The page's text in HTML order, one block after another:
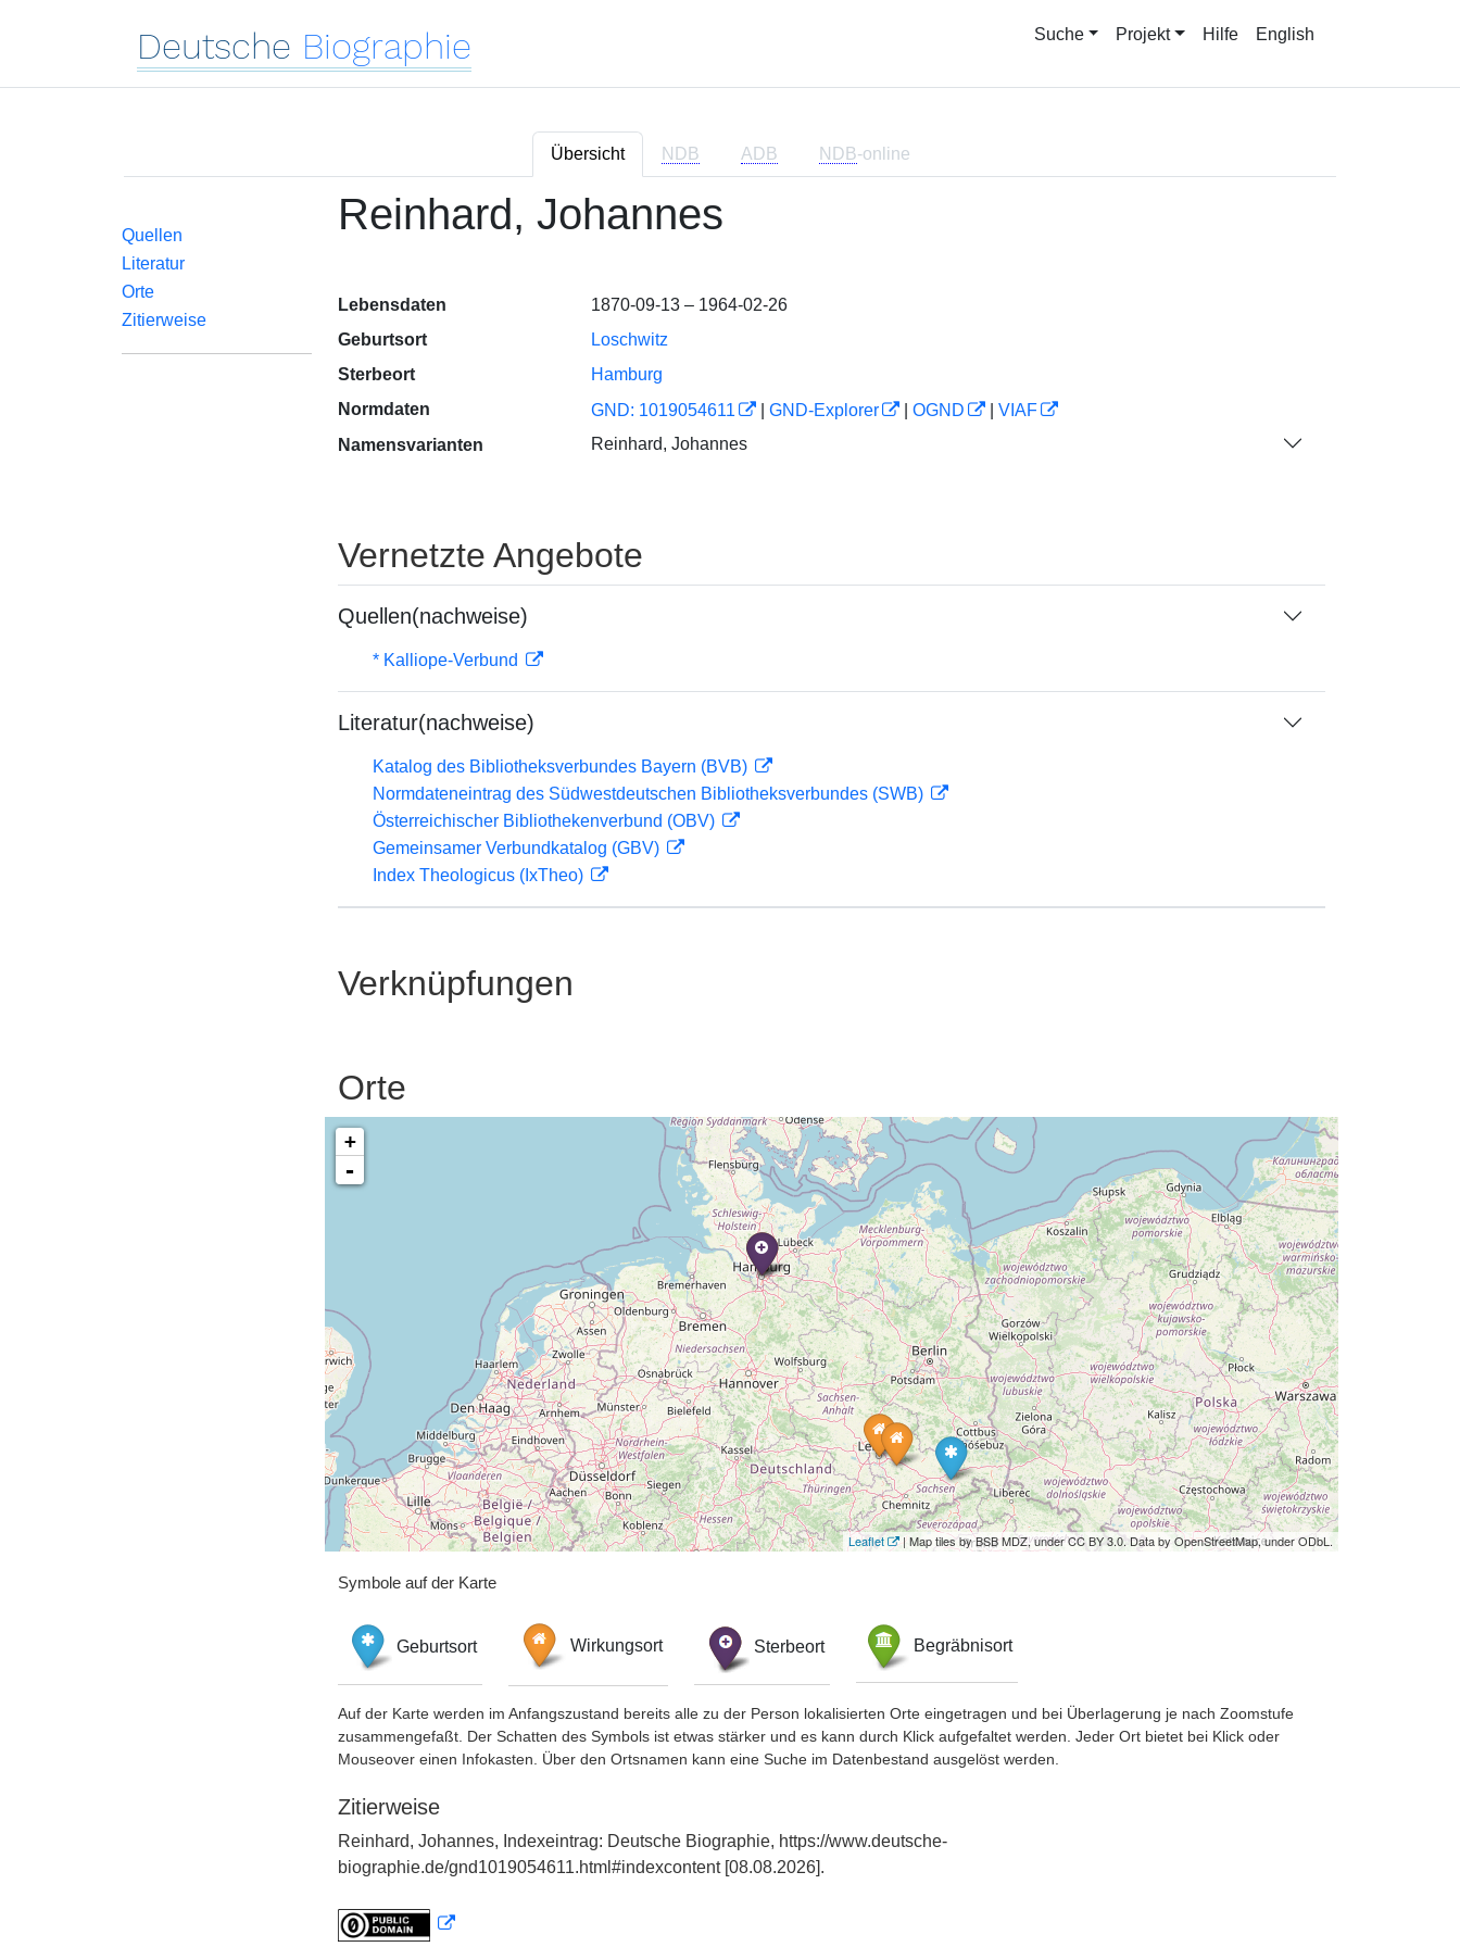
Deutsche Biographie Suche Projekt Hilfe English
Übersicht NDB ADB NDB-online
Quellen
Literatur
Orte
Zitierweise
Reinhard, Johannes
Lebensdaten
1870-09-13 – 1964-02-26
Geburtsort
Loschwitz
Sterbeort
Hamburg
Normdaten
GND: 1019054611 GND-Explorer OGND
VIAF
Namensvarianten
Reinhard, Johannes
Vernetzte Angebote
Quellen(nachweise)
* Kalliope-Verbund
Literatur(nachweise)
Katalog des Bibliotheksverbundes Bayern (BVB)
Normdateneintrag des Südwestdeutschen Bibliotheksverbundes (SWB)
Österreichischer Bibliothekenverbund (OBV)
Gemeinsamer Verbundkatalog (GBV)
Index Theologicus (IxTheo)
Verknüpfungen
Orte
+
-
Leaflet | Map tiles by BSB MDZ, under CC BY 3.0. Data by OpenStreetMap, under ODbL.
Symbole auf der Karte
Geburtsort Wirkungsort Sterbeort Begräbnisort
Auf der Karte werden im Anfangszustand bereits alle zu der Person lokalisierten Orte eingetragen und bei Überlagerung je nach Zoomstufe
zusammengefaßt. Der Schatten des Symbols ist etwas stärker und es kann durch Klick aufgefaltet werden. Jeder Ort bietet bei Klick oder
Mouseover einen Infokasten. Über den Ortsnamen kann eine Suche im Datenbestand ausgelöst werden.
Zitierweise
Reinhard, Johannes, Indexeintrag: Deutsche Biographie, https://www.deutsche-
biographie.de/gnd1019054611.html#indexcontent [08.08.2026].